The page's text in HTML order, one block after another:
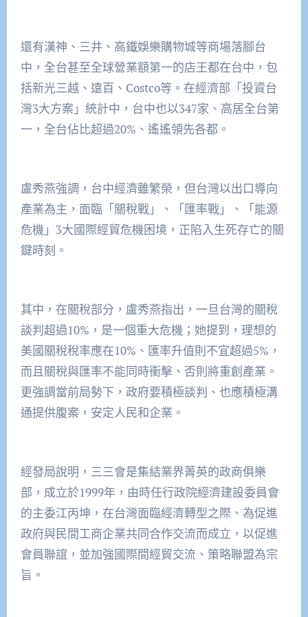
還有漢神、三井、高鐵娛樂購物城等商場落腳台
中，全台甚至全球營業額第一的店王都在台中，包
括新光三越、遠百、Costco等。在經濟部「投資台
灣3大方案」統計中，台中也以347家、高居全台第
一，全台佔比超過20%、遙遙領先各都。
盧秀燕強調，台中經濟雖繁榮，但台灣以出口導向
產業為主，面臨「關稅戰」、「匯率戰」、「能源
危機」3大國際經貿危機困境，正陷入生死存亡的關
鍵時刻。
其中，在關稅部分，盧秀燕指出，一旦台灣的關稅
談判超過10%，是一個重大危機；她提到，理想的
美國關稅稅率應在10%、匯率升值則不宜超過5%，
而且關稅與匯率不能同時衝擊、否則將重創產業。
更強調當前局勢下，政府要積極談判、也應積極溝
通提供腹案，安定人民和企業。
經發局說明，三三會是集結業界菁英的政商俱樂
部，成立於1999年，由時任行政院經濟建設委員會
的主委江丙坤，在台灣面臨經濟轉型之際、為促進
政府與民間工商企業共同合作交流而成立，以促進
會員聯誼，並加強國際間經貿交流、策略聯盟為宗
旨。